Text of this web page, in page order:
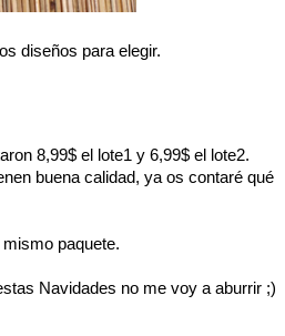
diseños para elegir.
8,99$ el lote1 y 6,99$ el lote2.
buena calidad, ya os contaré qué
paquete.
Navidades no me voy a aburrir ;)